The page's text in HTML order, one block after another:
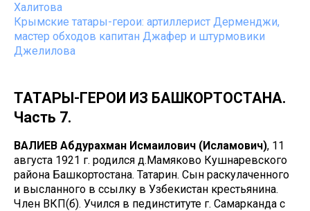
Халитова
Крымские татары-герои: артиллерист Дерменджи,
мастер обходов капитан Джафер и штурмовики
Джелилова
ТАТАРЫ-ГЕРОИ ИЗ БАШКОРТОСТАНА.
Часть 7.
ВАЛИЕВ Абдурахман Исмаилович (Исламович), 11
августа 1921 г. родился д.Мамяково Кушнаревского
района Башкортостана. Татарин. Сын раскулаченного
и высланного в ссылку в Узбекистан крестьянина.
Член ВКП(б). Учился в пединституте г. Самарканда с